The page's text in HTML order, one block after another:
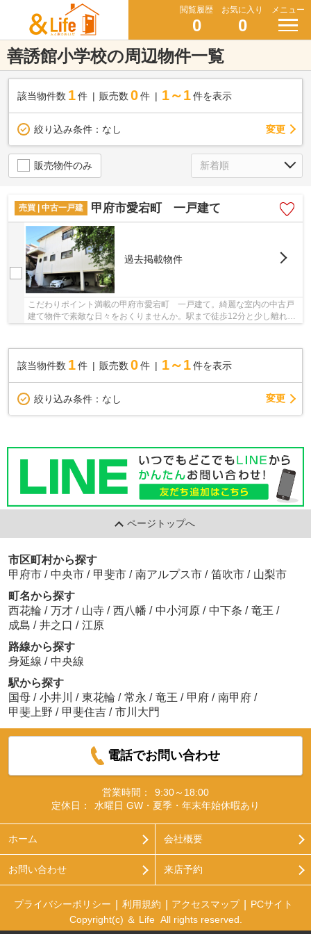
閲覧履歴
0
お気に入り
0
メニュー
善誘館小学校の周辺物件一覧
該当物件数 1件 販売数 0 件 1～1 件を表示
絞り込み条件： なし 変更
販売物件のみ
売買 | 中古一戸建 甲府市愛宕町 一戸建て
過去掲載物件
こだわりポイント満載の甲府市愛宕町 一戸建て。綺麗な室内の中古戸
建て物件で素敵な日々をおくりませんか。駅まで徒歩12分と少し離れた
該当物件数 1件 販売数 0 件 1～1 件を表示
絞り込み条件： なし 変更
ページトップへ
市区町村から探す
甲府市 / 中央市 / 甲斐市 / 南アルプス市 / 笛吹市 / 山梨市
町名から探す
西花輪 / 万才 / 山寺 / 西八幡 / 中小河原 / 中下条 / 竜王 /
成島 / 井之口 / 江原
路線から探す
身延線 / 中央線
駅から探す
国母 / 小井川 / 東花輪 / 常永 / 竜王 / 甲府 / 南甲府 /
甲斐上野 / 甲斐住吉 / 市川大門
電話でお問い合わせ
営業時間：
9:30～18:00
定休日：
水曜日 GW・夏季・年末年始休暇あり
ホーム 会社概要
お問い合わせ 来店予約
プライバシーポリシー 利用規約 アクセスマップ
PCサイト
Copyright(c) ＆ Life All rights reserved.